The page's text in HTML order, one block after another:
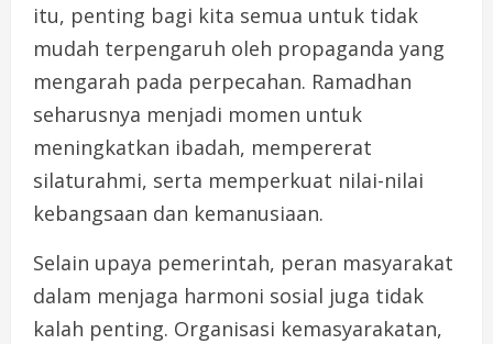
itu, penting bagi kita semua untuk tidak
mudah terpengaruh oleh propaganda yang
mengarah pada perpecahan. Ramadhan
seharusnya menjadi momen untuk
meningkatkan ibadah, mempererat
silaturahmi, serta memperkuat nilai-nilai
kebangsaan dan kemanusiaan.
Selain upaya pemerintah, peran masyarakat
dalam menjaga harmoni sosial juga tidak
kalah penting. Organisasi kemasyarakatan,